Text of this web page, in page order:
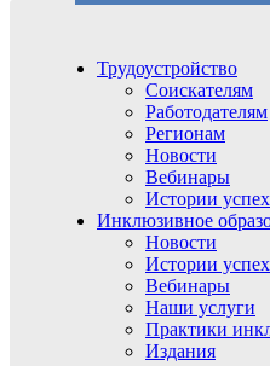
Трудоустройство
Соискателям
Работодателям
Регионам
Новости
Вебинары
Истории
Инклюзивное
Новости
Истории
Вебинары
Наши услуги
Практики
Издания